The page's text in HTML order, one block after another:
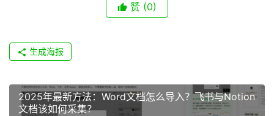
赞 (0)
生成海报
2025年最新方法：Word文档怎么导入？飞书与Notion
文档该如何采集？